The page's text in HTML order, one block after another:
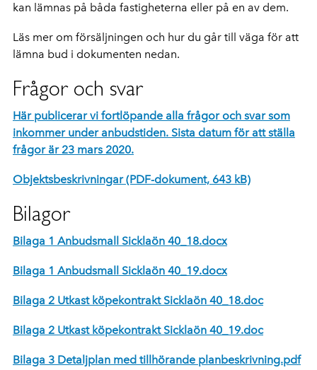
kan lämnas på båda fastigheterna eller på en av dem.
Läs mer om försäljningen och hur du går till väga för att
lämna bud i dokumenten nedan.
Frågor och svar
Här publicerar vi fortlöpande alla frågor och svar som
inkommer under anbudstiden. Sista datum för att ställa
frågor är 23 mars 2020.
Objektsbeskrivningar (PDF-dokument, 643 kB)
Bilagor
Bilaga 1 Anbudsmall Sicklaön 40_18.docx
Bilaga 1 Anbudsmall Sicklaön 40_19.docx
Bilaga 2 Utkast köpekontrakt Sicklaön 40_18.doc
Bilaga 2 Utkast köpekontrakt Sicklaön 40_19.doc
Bilaga 3 Detaljplan med tillhörande planbeskrivning.pdf